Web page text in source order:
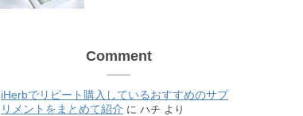
Comment
iHerbでリピート購入しているおすすめのサプ
リメントをまとめて紹介 に ハチ より